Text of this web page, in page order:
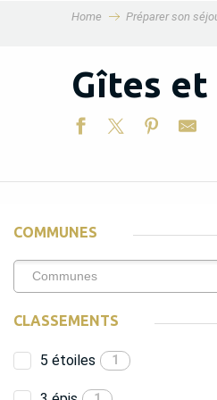
Home Préparer son
Gîtes
COMMUNES
CLASSEMENTS
5 étoiles 1